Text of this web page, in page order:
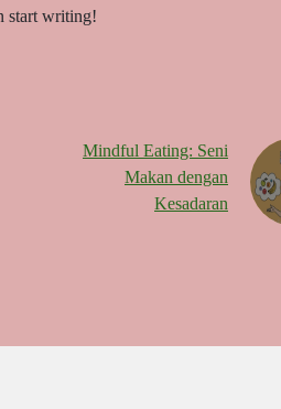
start writing!
Mindful Eating: Seni
Makan dengan
Kesadaran